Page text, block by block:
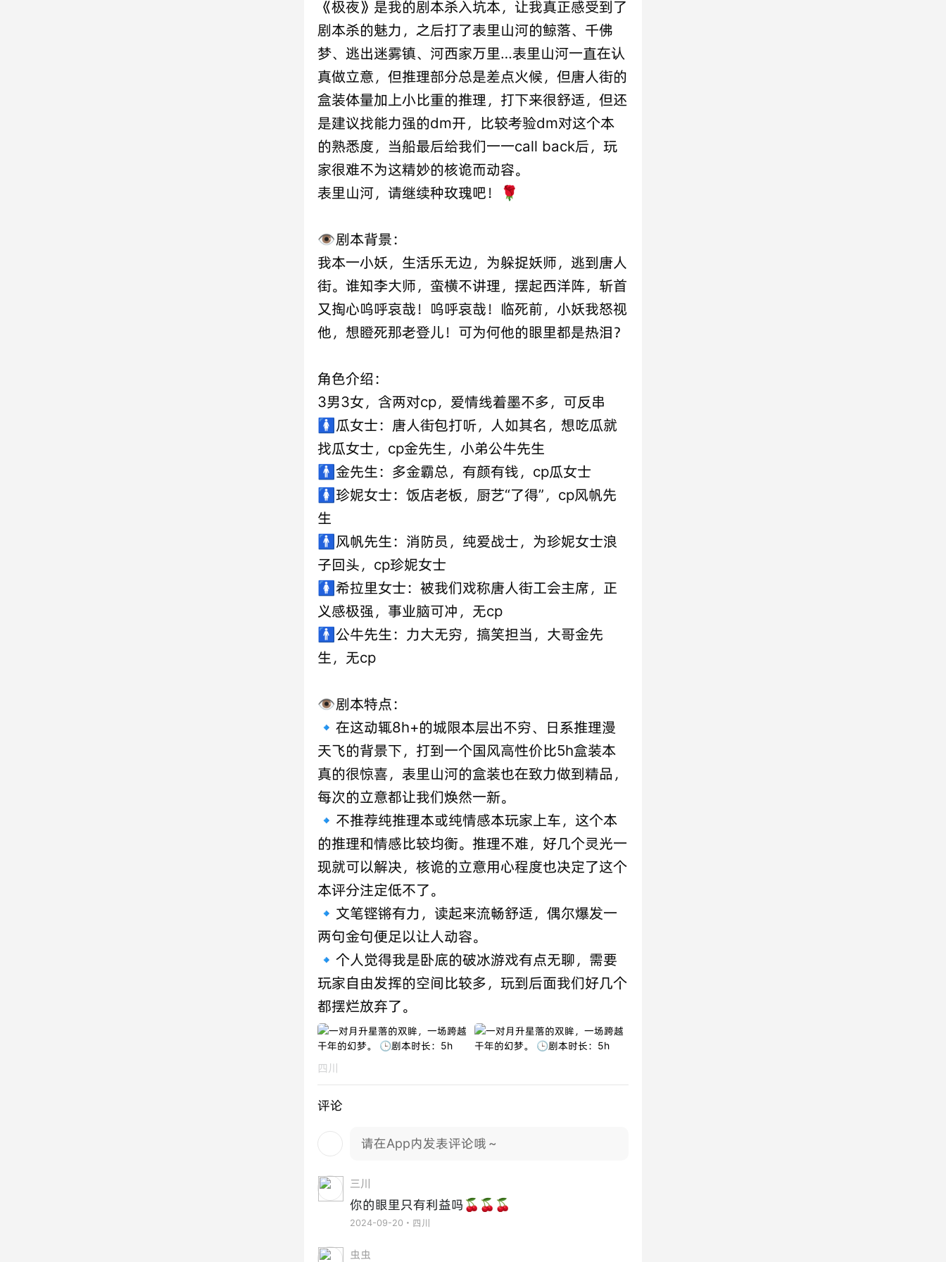
《极夜》是我的剧本杀入坑本，让我真正感受到了
剧本杀的魅力，之后打了表里山河的鲸落、千佛
梦、逃出迷雾镇、河西家万里…表里山河一直在认
真做立意，但推理部分总是差点火候，但唐人街的
盒装体量加上小比重的推理，打下来很舒适，但还
是建议找能力强的dm开，比较考验dm对这个本
的熟悉度，当船最后给我们一一call back后，玩
家很难不为这精妙的核诡而动容。
表里山河，请继续种玫瑰吧！🌹
👁️剧本背景：
我本一小妖，生活乐无边，为躲捉妖师，逃到唐人
街。谁知李大师，蛮横不讲理，摆起西洋阵，斩首
又掏心呜呼哀哉！呜呼哀哉！临死前，小妖我怒视
他，想瞪死那老登儿！可为何他的眼里都是热泪？
角色介绍：
3男3女，含两对cp，爱情线着墨不多，可反串
🚺瓜女士：唐人街包打听，人如其名，想吃瓜就
找瓜女士，cp金先生，小弟公牛先生
🚹金先生：多金霸总，有颜有钱，cp瓜女士
🚺珍妮女士：饭店老板，厨艺“了得”，cp风帆先
生
🚹风帆先生：消防员，纯爱战士，为珍妮女士浪
子回头，cp珍妮女士
🚺希拉里女士：被我们戏称唐人街工会主席，正
义感极强，事业脑可冲，无cp
🚹公牛先生：力大无穷，搞笑担当，大哥金先
生，无cp
👁️剧本特点：
🔹在这动辄8h+的城限本层出不穷、日系推理漫
天飞的背景下，打到一个国风高性价比5h盒装本
真的很惊喜，表里山河的盒装也在致力做到精品，
每次的立意都让我们焕然一新。
🔹不推荐纯推理本或纯情感本玩家上车，这个本
的推理和情感比较均衡。推理不难，好几个灵光一
现就可以解决，核诡的立意用心程度也决定了这个
本评分注定低不了。
🔹文笔铿锵有力，读起来流畅舒适，偶尔爆发一
两句金句便足以让人动容。
🔹个人觉得我是卧底的破冰游戏有点无聊，需要
玩家自由发挥的空间比较多，玩到后面我们好几个
都摆烂放弃了。
四川
评论
请在App内发表评论哦～
三川
你的眼里只有利益吗🍒🍒🍒
2024-09-20・四川
虫虫